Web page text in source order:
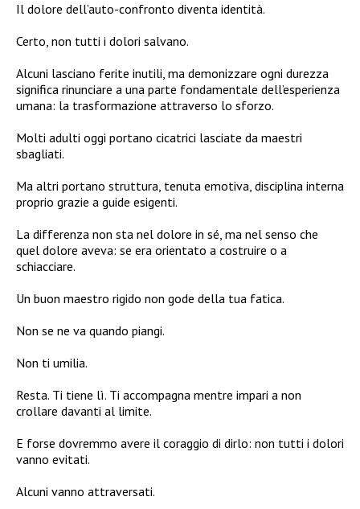
Il dolore dell’auto-confronto diventa identità.
Certo, non tutti i dolori salvano.
Alcuni lasciano ferite inutili, ma demonizzare ogni durezza
significa rinunciare a una parte fondamentale dell’esperienza
umana: la trasformazione attraverso lo sforzo.
Molti adulti oggi portano cicatrici lasciate da maestri
sbagliati.
Ma altri portano struttura, tenuta emotiva, disciplina interna
proprio grazie a guide esigenti.
La differenza non sta nel dolore in sé, ma nel senso che
quel dolore aveva: se era orientato a costruire o a
schiacciare.
Un buon maestro rigido non gode della tua fatica.
Non se ne va quando piangi.
Non ti umilia.
Resta. Ti tiene lì. Ti accompagna mentre impari a non
crollare davanti al limite.
E forse dovremmo avere il coraggio di dirlo: non tutti i dolori
vanno evitati.
Alcuni vanno attraversati.